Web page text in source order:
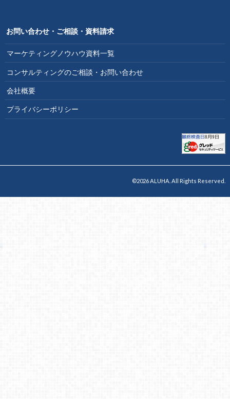
お問い合わせ・ご相談・資料請求
マーケティングノウハウ資料一覧
コンサルティングのご相談・お問い合わせ
会社概要
プライバシーポリシー
©2026 ALUHA. All Rights Reserved.